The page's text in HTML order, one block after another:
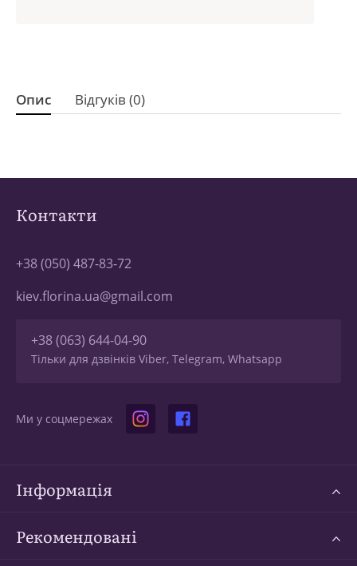
Опис Відгуків (0)
Контакти
+38 (050) 487-83-72
kiev.florina.ua@gmail.com
+38 (063) 644-04-90
Тільки для дзвінків Viber, Telegram, Whatsapp
Ми у соцмережах
Інформація
Рекомендовані